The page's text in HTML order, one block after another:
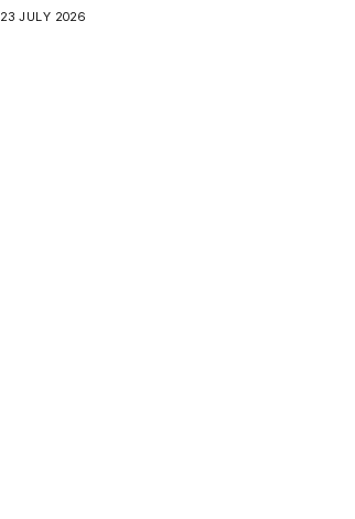
23 JULY 2026